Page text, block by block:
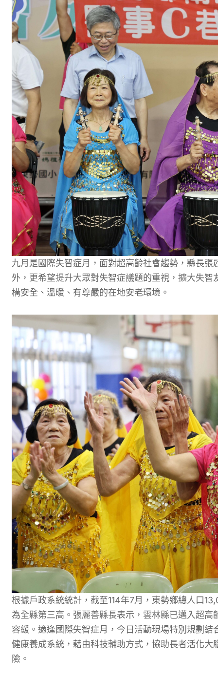
九月是國際失智症月，面對超高齡社會趨勢，縣長
外，更希望提升大眾對失智症議題的重視，擴大失
構安全、溫暖、有尊嚴的在地安老環境。
根據戶政系統統計，截至114年7月，東勢鄉總人口
為全縣第三高。張麗善縣長表示，雲林縣已邁入超
容緩。適逢國際失智症月，今日活動現場特別規劃
健康養成系統，藉由科技輔助方式，協助長者活化
險。